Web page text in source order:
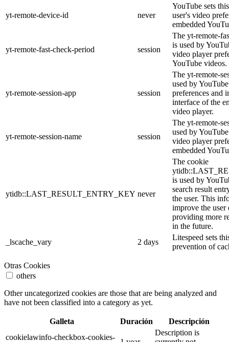
yt-remote-device-id never
YouTube sets
user's video
embedded
yt-remote-fast-check-period session
The yt-remote-
is used by
video player
YouTube videos.
yt-remote-session-app session
The yt-remote-
used by
preferences and
interface of the
video player.
yt-remote-session-name session
The yt-remote-
used by
video player
embedded
ytidb::LAST_RESULT_ENTRY_KEY never
The cookie
is used by
search result
the user. This
improve the user
providing more
in the future.
_lscache_vary
2 days
Litespeed sets
prevention of
Otras Cookies
others
Other uncategorized cookies are those that are being analyzed and
have not been classified into a category as yet.
Galleta Duración
Descripción
cookielawinfo-checkbox-cookies-
Description is